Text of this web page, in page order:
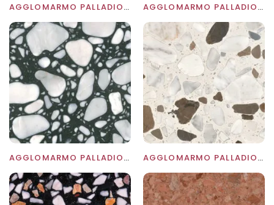
AGGLOMARMO PALLADIO DOGE AGGLOMARMO PALLADIO FENICE
AGGLOMARMO PALLADIO MORO AGGLOMARMO PALLADIO RIALTO